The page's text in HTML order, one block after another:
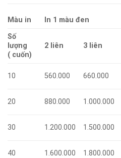
Màu in In 1 màu đen
Số
lượng
( cuốn)
2 liên 3 liên
10 560.000 660.000
20 880.000 1.000.000
30 1.200.000 1.500.000
40 1.600.000 1.800.000